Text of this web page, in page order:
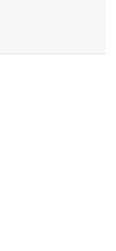
28
30
31
32
33
34